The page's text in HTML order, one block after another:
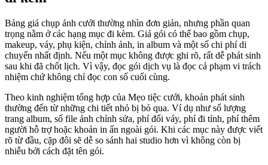
Bảng giá chụp ảnh cưới thường nhìn đơn giản, nhưng phần quan
trọng nằm ở các hạng mục đi kèm. Giá gói có thể bao gồm chụp,
makeup, váy, phụ kiện, chỉnh ảnh, in album và một số chi phí di
chuyển nhất định. Nếu một mục không được ghi rõ, rất dễ phát sinh
sau khi đã chốt lịch. Vì vậy, đọc gói dịch vụ là đọc cả phạm vi trách
nhiệm chứ không chỉ đọc con số cuối cùng.
Theo kinh nghiệm tổng hợp của Mẹo tiệc cưới, khoản phát sinh
thường đến từ những chi tiết nhỏ bị bỏ qua. Ví dụ như số lượng
trang album, số file ảnh chỉnh sửa, phí đổi váy, phí đi tỉnh, phí thêm
người hỗ trợ hoặc khoản in ấn ngoài gói. Khi các mục này được viết
rõ từ đầu, cặp đôi sẽ dễ so sánh hai studio hơn vì không còn bị
nhiễu bởi cách đặt tên gói.